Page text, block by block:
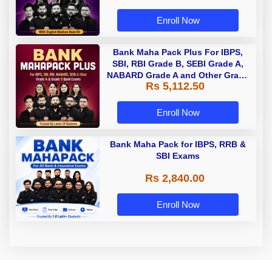
Enroll Now
Bank Maha Pack Plus For IBPS,
SBI, RBI Grade B, SEBI Grade A,
NABARD Grade A and Other Grade
A & Grade B Bank Exams
Rs 5,112.50
Enroll Now
Bank Maha Pack for IBPS, RRB &
SBI Exams
Rs 2,840.00
Enroll Now